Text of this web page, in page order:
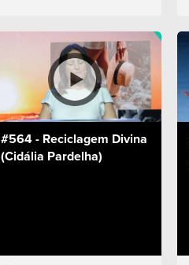
#564 - Reciclagem Divina
(Cidália Pardelha)